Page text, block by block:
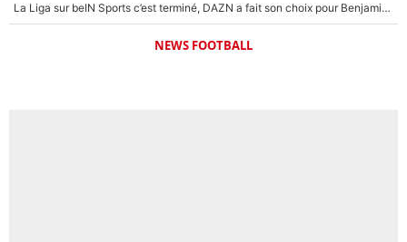
La Liga sur beIN Sports c’est terminé, DAZN a fait son choix pour Benjamin Da Silva et Omar Da Fonseca !
NEWS FOOTBALL